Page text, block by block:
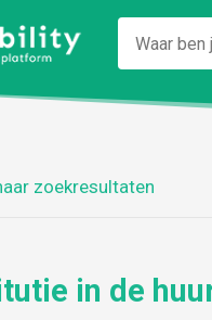
zoekresultaten
in de